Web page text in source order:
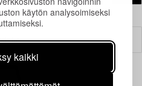
käytön analysoimiseksi
kaikki